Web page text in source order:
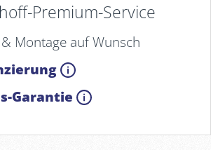
Premium-Service
Montage auf Wunsch
Garantie